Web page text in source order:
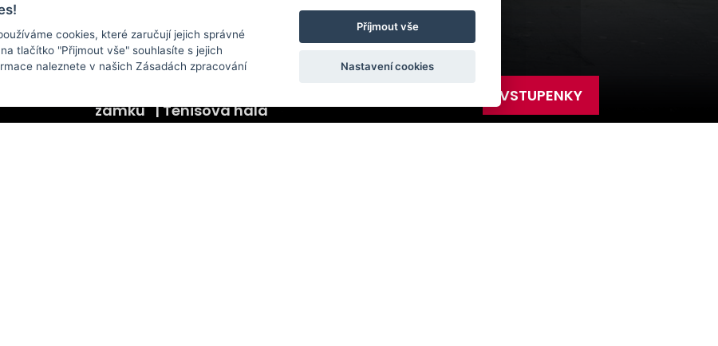
zámku | Tenisová hala
VSTUPENKY
cookies, které zaručují jejich správné
tlačítko "Přijmout vše" souhlasíte s jejich
naleznete v našich Zásadách zpracování
Příjmout vše
Nastavení cookies